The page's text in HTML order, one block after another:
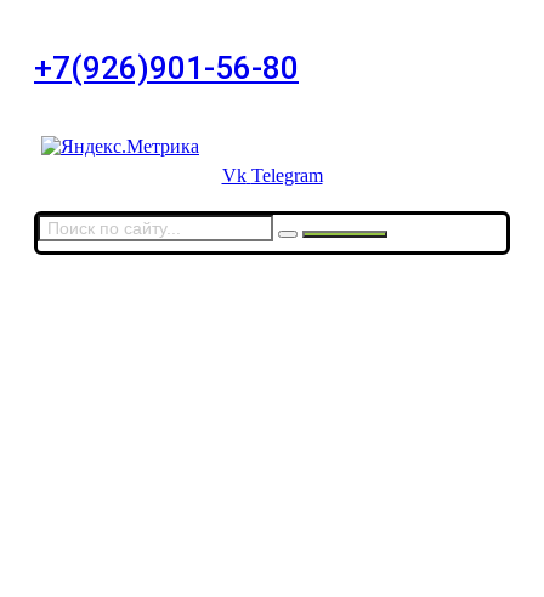
+7(926)901-56-80
Vk Telegram